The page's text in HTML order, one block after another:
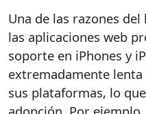
Una de las razones
las aplicaciones web
soporte en iPhones y
extremadamente lenta
sus plataformas, lo